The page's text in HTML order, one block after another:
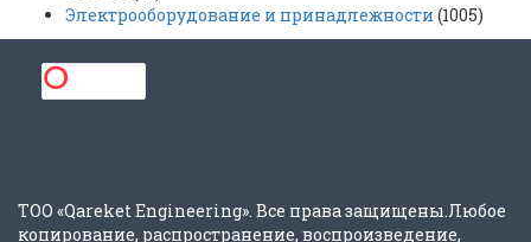
Электрооборудование и принадлежности (1005)
ТОО «Qareket Engineering». Все права защищены.Любое
копирование, распространение, воспроизведение,